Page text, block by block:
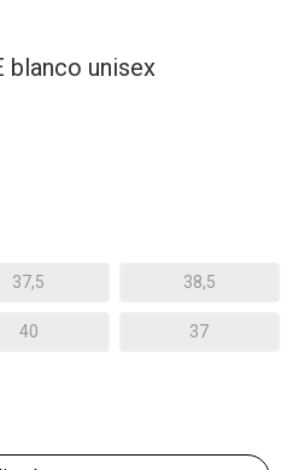
blanco unisex
37,5 38,5
40 37